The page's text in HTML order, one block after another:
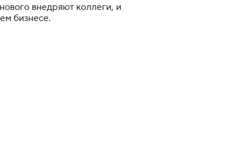
внедряют коллеги, и
бизнесе.